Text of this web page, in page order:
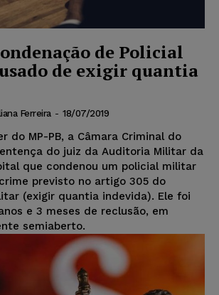
de Policial
de exigir quantia
Ferreira - 18/07/2019
do MP-PB, a Câmara Criminal do
do juiz da Auditoria Militar da
que condenou um policial militar
previsto no artigo 305 do
(exigir quantia indevida). Ele foi
e 3 meses de reclusão, em
semiaberto.